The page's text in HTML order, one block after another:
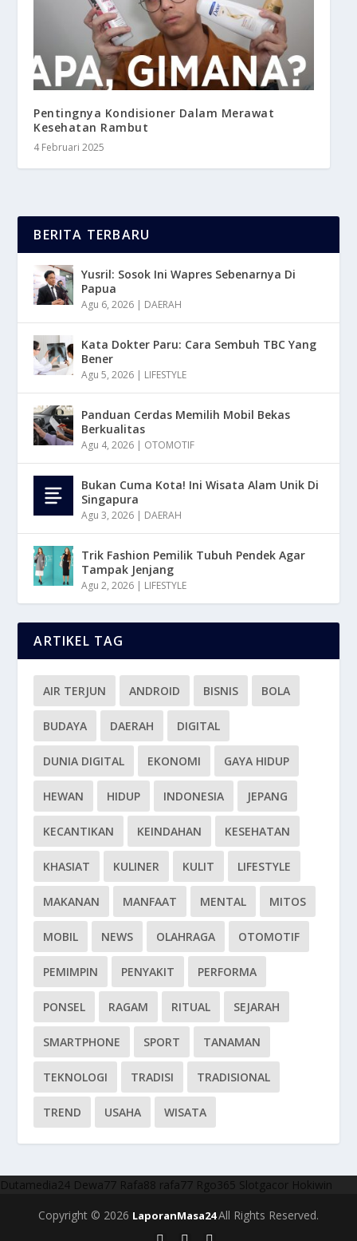
Pentingnya Kondisioner Dalam Merawat
Kesehatan Rambut
4 Februari 2025
BERITA TERBARU
Yusril: Sosok Ini Wapres Sebenarnya Di
Papua
Agu 6, 2026 | DAERAH
Kata Dokter Paru: Cara Sembuh TBC Yang
Bener
Agu 5, 2026 | LIFESTYLE
Panduan Cerdas Memilih Mobil Bekas
Berkualitas
Agu 4, 2026 | OTOMOTIF
Bukan Cuma Kota! Ini Wisata Alam Unik Di
Singapura
Agu 3, 2026 | DAERAH
Trik Fashion Pemilik Tubuh Pendek Agar
Tampak Jenjang
Agu 2, 2026 | LIFESTYLE
ARTIKEL TAG
AIR TERJUN ANDROID BISNIS BOLA
BUDAYA DAERAH DIGITAL
DUNIA DIGITAL EKONOMI GAYA HIDUP
HEWAN HIDUP INDONESIA JEPANG
KECANTIKAN KEINDAHAN KESEHATAN
KHASIAT KULINER KULIT LIFESTYLE
MAKANAN MANFAAT MENTAL MITOS
MOBIL NEWS OLAHRAGA OTOMOTIF
PEMIMPIN PENYAKIT PERFORMA
PONSEL RAGAM RITUAL SEJARAH
SMARTPHONE SPORT TANAMAN
TEKNOLOGI TRADISI TRADISIONAL
TREND USAHA WISATA
Dutamedia24 Dewa77 Rafa88 rafa77 Rgo365 Slotgacor Hokiwin
Copyright © 2026 LaporanMasa24All Rights Reserved.